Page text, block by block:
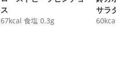
ス
67kcal 食塩 0.3g
サラダ
60kcal